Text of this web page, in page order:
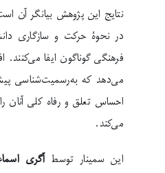
نتایج این پژوهش بیانگر آن
در نحوۀ حرکت و سازگاری
فرهنگی گوناگون ایفا می‌کنند.
می‌دهد که به‌رسمیت‌شناسی
احساس تعلق و رفاه کلی آنان
می‌کند.
این سمینار توسطآگری